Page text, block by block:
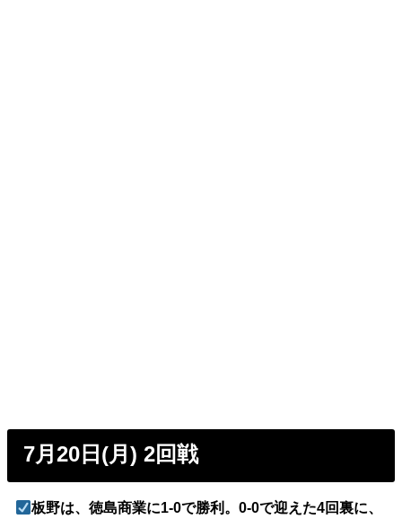
7月20日(月) 2回戦
板野は、徳島商業に1-0で勝利。0-0で迎えた4回裏に、